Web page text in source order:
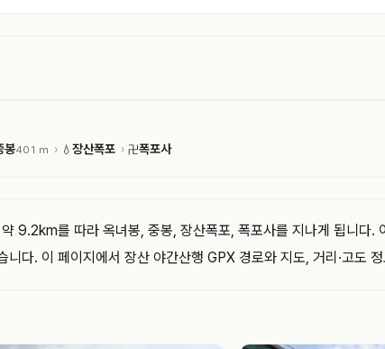
봉401 m › 💧장산폭포 › 卍폭포사
9.2km를 따라 옥녀봉, 중봉, 장산폭포, 폭포사를 지나게 됩니다
다. 이 페이지에서 장산 야간산행 GPX 경로와 지도, 거리·고도